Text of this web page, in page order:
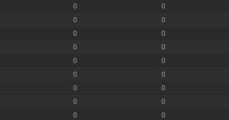
0 0
0 0
0 0
0 0
0 0
0 0
0 0
0 0
0 0